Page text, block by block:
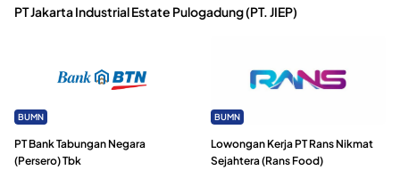
PT Jakarta Industrial Estate Pulogadung (PT. JIEP)
BUMN
PT Bank Tabungan Negara
(Persero) Tbk
BUMN
Lowongan Kerja PT Rans Nikmat
Sejahtera (Rans Food)